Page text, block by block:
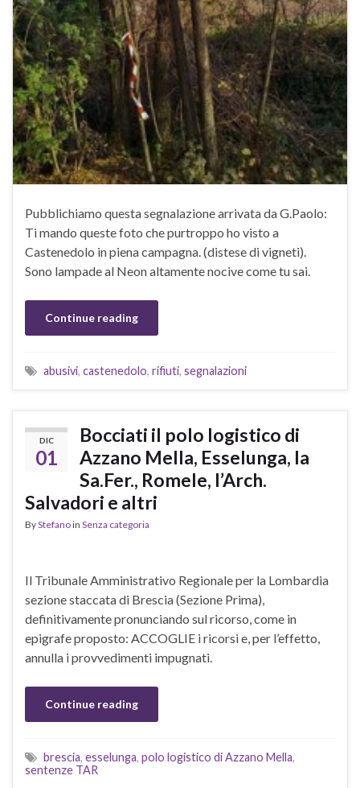
Pubblichiamo questa segnalazione arrivata da G.Paolo:
Ti mando queste foto che purtroppo ho visto a
Castenedolo in piena campagna. (distese di vigneti).
Sono lampade al Neon altamente nocive come tu sai.
Continue reading
abusivi, castenedolo, rifiuti, segnalazioni
DIC
01
Bocciati il polo logistico di
Azzano Mella, Esselunga, la
Sa.Fer., Romele, l’Arch.
Salvadori e altri
ByStefanoin Senza categoria
Il Tribunale Amministrativo Regionale per la Lombardia
sezione staccata di Brescia (Sezione Prima),
definitivamente pronunciando sul ricorso, come in
epigrafe proposto: ACCOGLIE i ricorsi e, per l’effetto,
annulla i provvedimenti impugnati.
Continue reading
brescia, esselunga, polo logistico di Azzano Mella,
sentenze TAR